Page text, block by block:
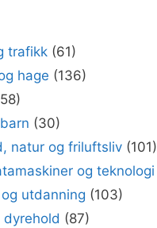
trafikk (61)
hage (136)
(30)
natur og friluftsliv (101)
og teknologi
utdanning (103)
(87)